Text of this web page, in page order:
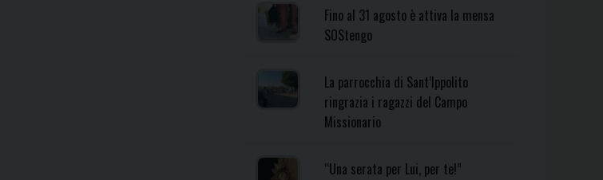
Fino al 31 agosto è attiva la mensa
SOStengo
La parrocchia di Sant’Ippolito
ringrazia i ragazzi del Campo
Missionario
“Una serata per Lui, per te!”